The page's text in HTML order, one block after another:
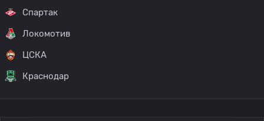
Спартак
Локомотив
ЦСКА
Краснодар